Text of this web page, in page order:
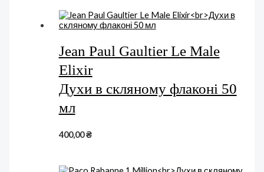
Jean Paul Gaultier Le Male
Elixir
Духи в скляному флаконі 50
мл
400,00₴